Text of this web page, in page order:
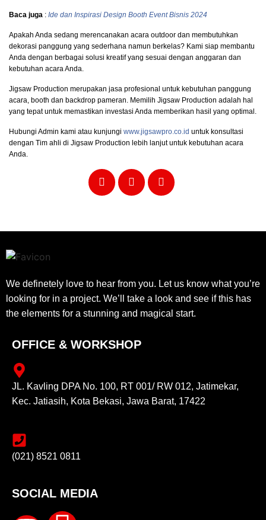
Baca juga : Ide dan Inspirasi Design Booth Event Bisnis 2024
Apakah Anda sedang merencanakan acara outdoor dan membutuhkan
dekorasi panggung yang sederhana namun berkelas? Kami siap membantu
Anda dengan berbagai solusi kreatif yang sesuai dengan anggaran dan
kebutuhan acara Anda.
Jigsaw Production merupakan jasa profesional untuk kebutuhan panggung
acara, booth dan backdrop pameran. Memilih Jigsaw Production adalah hal
yang tepat untuk memastikan investasi Anda memberikan hasil yang optimal.
Hubungi Admin kami atau kunjungi www.jigsawpro.co.id untuk konsultasi
dengan Tim ahli di Jigsaw Production lebih lanjut untuk kebutuhan acara
Anda.
We definetely love to hear from you. Let us know what you’re
looking for in a project. We’ll take a look and see if this has
the elements for a stunning and magical start.
OFFICE & WORKSHOP
JL. Kavling DPA No. 100, RT 001/ RW 012, Jatimekar,
Kec. Jatiasih, Kota Bekasi, Jawa Barat, 17422
(021) 8521 0811
SOCIAL MEDIA